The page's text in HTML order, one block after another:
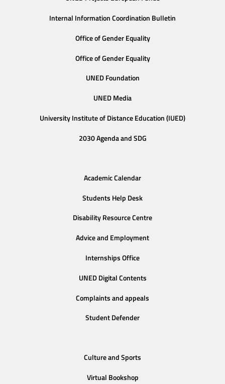
Internal Information Coordination Bulletin
Office of Gender Equality
Office of Gender Equality
UNED Foundation
UNED Media
University Institute of Distance Education (IUED)
2030 Agenda and SDG
Academic Calendar
Students Help Desk
Disability Resource Centre
Advice and Employment
Internships Office
UNED Digital Contents
Complaints and appeals
Student Defender
Culture and Sports
Virtual Bookshop